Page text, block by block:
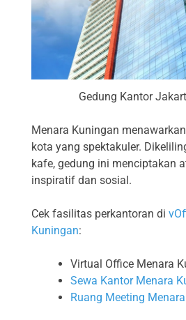
Gedung Kantor
Menara Kuningan
kota yang spektakuler.
kafe, gedung ini menciptakan
inspiratif dan sosial.
Cek fasilitas perkantoran di
Kuningan:
Virtual Office Menara
Sewa Kantor Menara
Ruang Meeting